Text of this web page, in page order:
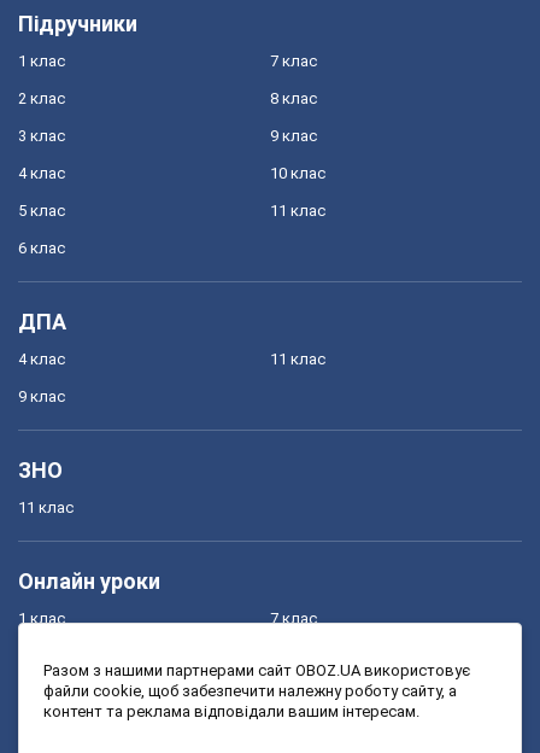
Підручники
1 клас
2 клас
3 клас
4 клас
5 клас
6 клас
7 клас
8 клас
9 клас
10 клас
11 клас
ДПА
4 клас
9 клас
11 клас
ЗНО
11 клас
Онлайн уроки
1 клас
3 клас
7 клас
9 клас
Разом з нашими партнерами сайт OBOZ.UA використовує
файли cookie, щоб забезпечити належну роботу сайту, а
контент та реклама відповідали вашим інтересам.